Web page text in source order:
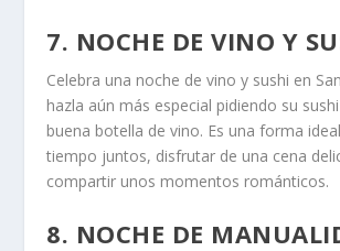
7. NOCHE DE VINO Y
Celebra una noche de vino y sushi en
hazla aún más especial pidiendo su
buena botella de vino. Es una forma
tiempo juntos, disfrutar de una cena
compartir unos momentos románticos.
8. NOCHE DE